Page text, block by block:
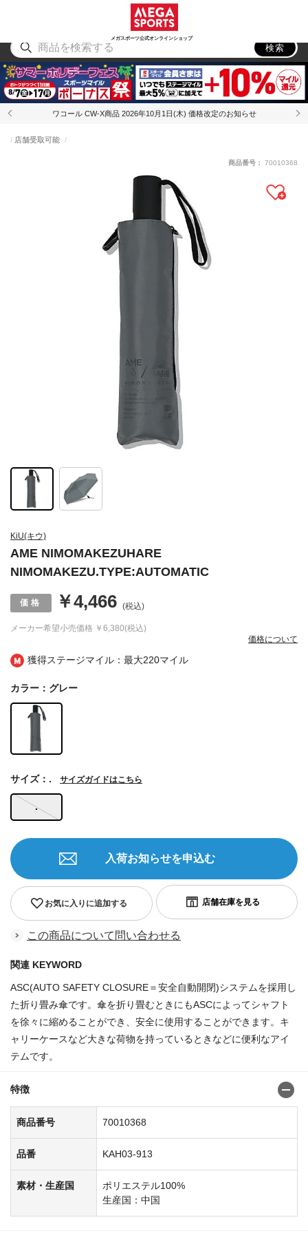
メガスポーツ公式オンラインショップ
アウトドア
検索
ワコール CW-X商品 2026年10月1日(木) 価格改定のお知らせ
獲得ステージマイル：最大220マイル
KiU(キウ)
AME NIMOMAKEZUHARE
NIMOMAKEZU.TYPE:AUTOMATIC
店舗受取可能
メーカー希望小売価格 ￥6,380(税込)
￥4,466 (税込)
価格について
商品番号： 70010368
カラー：グレー
.
サイズ：. サイズガイドはこちら
お気に入りに追加する
入荷お知らせを申込む
この商品について問い合わせる
関連 KEYWORD
ASC(AUTO SAFETY CLOSURE＝安全自動開閉)システムを採用し
た折り畳み傘です。傘を折り畳むときにもASCによってシャフト
を徐々に縮めることができ、安全に使用することができます。キ
ャリーケースなど大きな荷物を持っているときなどに便利なアイ
テムです。
特徴
商品番号 70010368
品番 KAH03-913
素材・生産国
ポリエステル100%
生産国：中国